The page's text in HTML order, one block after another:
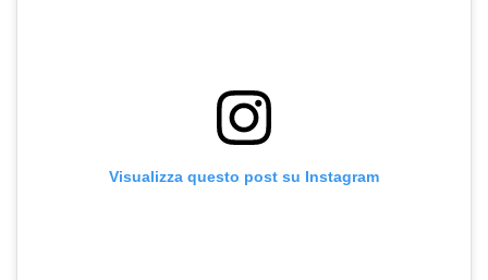
Visualizza questo post su Instagram